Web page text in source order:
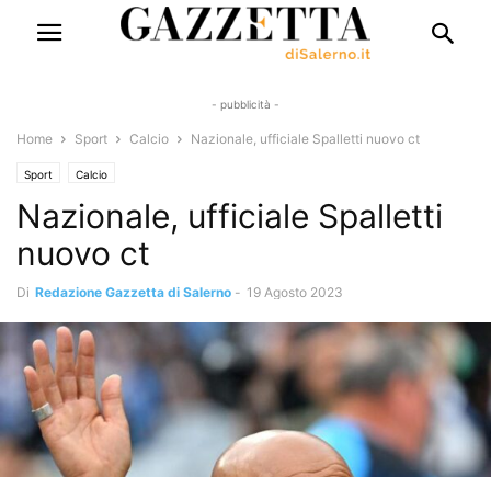
- pubblicità -
Home Sport Calcio Nazionale, ufficiale Spalletti nuovo ct
Sport Calcio
Nazionale, ufficiale Spalletti
nuovo ct
Di Redazione Gazzetta di Salerno - 19 Agosto 2023